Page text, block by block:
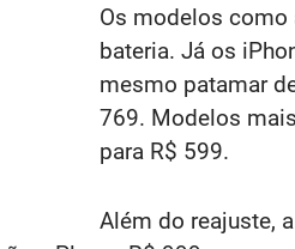
Os modelos como
bateria. Já os
mesmo patamar
769. Modelos
para R$ 599.
Além do reajuste,